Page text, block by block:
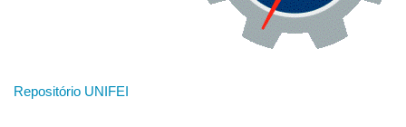
Repositório UNIFEI